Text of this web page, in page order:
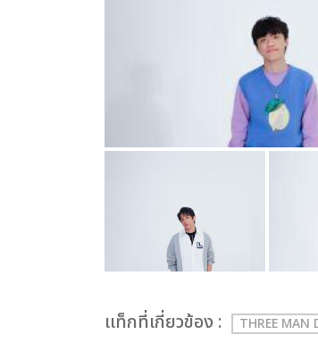
เเท็กที่เกี่ยวข้อง : THREE MAN